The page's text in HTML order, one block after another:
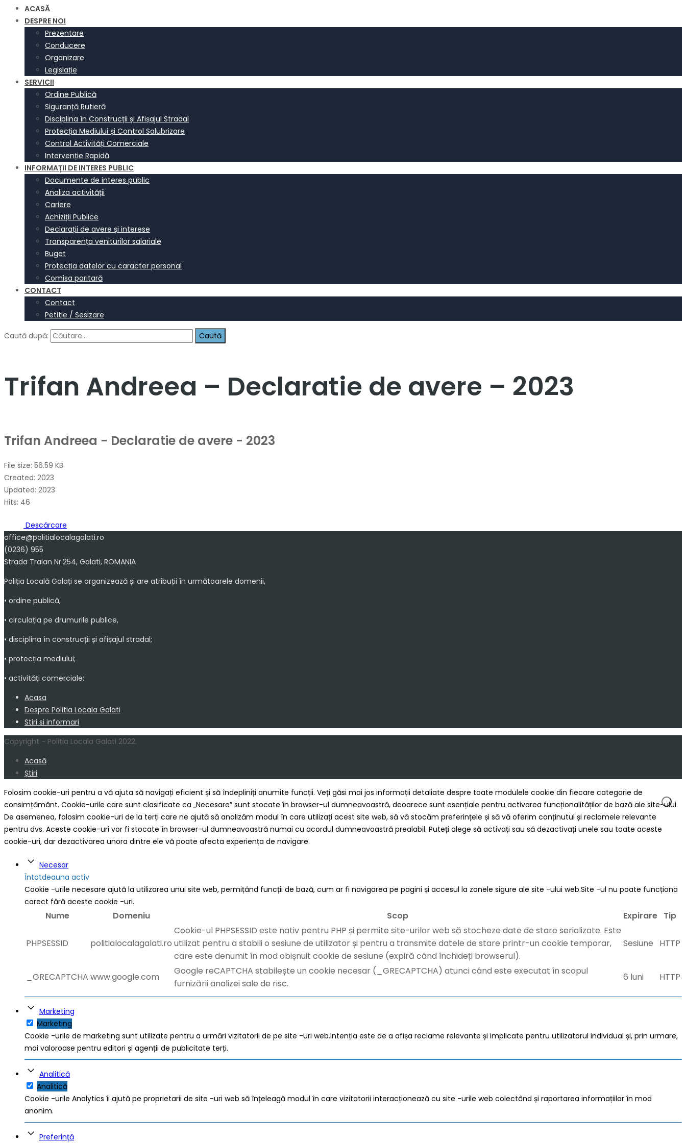
ACASĂ
DESPRE NOI
Prezentare
Conducere
Organizare
Legislație
SERVICII
Ordine Publică
Siguranță Rutieră
Disciplina în Construcții și Afișajul Stradal
Protecția Mediului și Control Salubrizare
Control Activități Comerciale
Intervenție Rapidă
INFORMAȚII DE INTERES PUBLIC
Documente de interes public
Analiza activității
Cariere
Achiziții Publice
Declarații de avere și interese
Transparența veniturilor salariale
Buget
Protecția datelor cu caracter personal
Comisa paritară
CONTACT
Contact
Petitie / Sesizare
Caută după:
Trifan Andreea – Declaratie de avere – 2023
Trifan Andreea - Declaratie de avere - 2023
File size: 56.59 KB
Created: 2023
Updated: 2023
Hits: 46
Descărcare
office@politialocalagalati.ro
(0236) 955
Strada Traian Nr.254, Galati, ROMANIA
Poliția Locală Galați se organizează și are atribuții în următoarele domenii,
• ordine publică,
• circulația pe drumurile publice,
• disciplina în construcții și afișajul stradal;
• protecția mediului;
• activități comerciale;
Acasa
Despre Politia Locala Galati
Stiri si informari
Copyright - Politia Locala Galati 2022.
Acasă
Știri
Folosim cookie-uri pentru a vă ajuta să navigați eficient și să îndepliniți anumite funcții. Veți găsi mai jos informații detaliate despre toate modulele cookie din fiecare categorie de
consimțământ. Cookie-urile care sunt clasificate ca „Necesare” sunt stocate în browser-ul dumneavoastră, deoarece sunt esențiale pentru activarea funcționalităților de bază ale site-ului.
De asemenea, folosim cookie-uri de la terți care ne ajută să analizăm modul în care utilizați acest site web, să vă stocăm preferințele și să vă oferim conținutul și reclamele relevante
pentru dvs. Aceste cookie-uri vor fi stocate în browser-ul dumneavoastră numai cu acordul dumneavoastră prealabil. Puteți alege să activați sau să dezactivați unele sau toate aceste
cookie-uri, dar dezactivarea unora dintre ele vă poate afecta experiența de navigare.
Necesar
Întotdeauna activ
Cookie -urile necesare ajută la utilizarea unui site web, permițând funcții de bază, cum ar fi navigarea pe pagini și accesul la zonele sigure ale site -ului web.Site -ul nu poate funcționa
corect fără aceste cookie -uri.
Nume Domeniu Scop Expirare Tip
PHPSESSID politialocalagalati.ro
Cookie-ul PHPSESSID este nativ pentru PHP și permite site-urilor web să stocheze date de stare serializate. Este
utilizat pentru a stabili o sesiune de utilizator și pentru a transmite datele de stare printr-un cookie temporar,
care este denumit în mod obișnuit cookie de sesiune (expiră când închideți browserul).
Sesiune HTTP
_GRECAPTCHA www.google.com
Google reCAPTCHA stabilește un cookie necesar (_GRECAPTCHA) atunci când este executat în scopul
furnizării analizei sale de risc.
6 luni HTTP
Marketing
Marketing
Cookie -urile de marketing sunt utilizate pentru a urmări vizitatorii de pe site -uri web.Intenția este de a afișa reclame relevante și implicate pentru utilizatorul individual și, prin urmare,
mai valoroase pentru editori și agenții de publicitate terți.
Analitică
Analitică
Cookie -urile Analytics îi ajută pe proprietarii de site -uri web să înțeleagă modul în care vizitatorii interacționează cu site -urile web colectând și raportarea informațiilor în mod
anonim.
Preferinţă